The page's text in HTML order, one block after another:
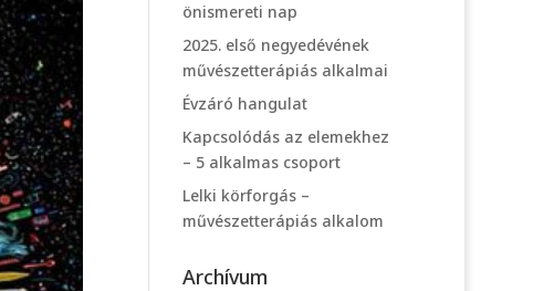
önismereti nap
2025. első negyedévének
művészetterápiás alkalmai
Évzáró hangulat
Kapcsolódás az elemekhez
– 5 alkalmas csoport
Lelki körforgás –
művészetterápiás alkalom
Archívum